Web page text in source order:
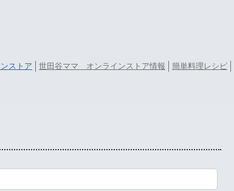
ストア 世田谷ママ オンラインストア情報 簡単料理レシピ